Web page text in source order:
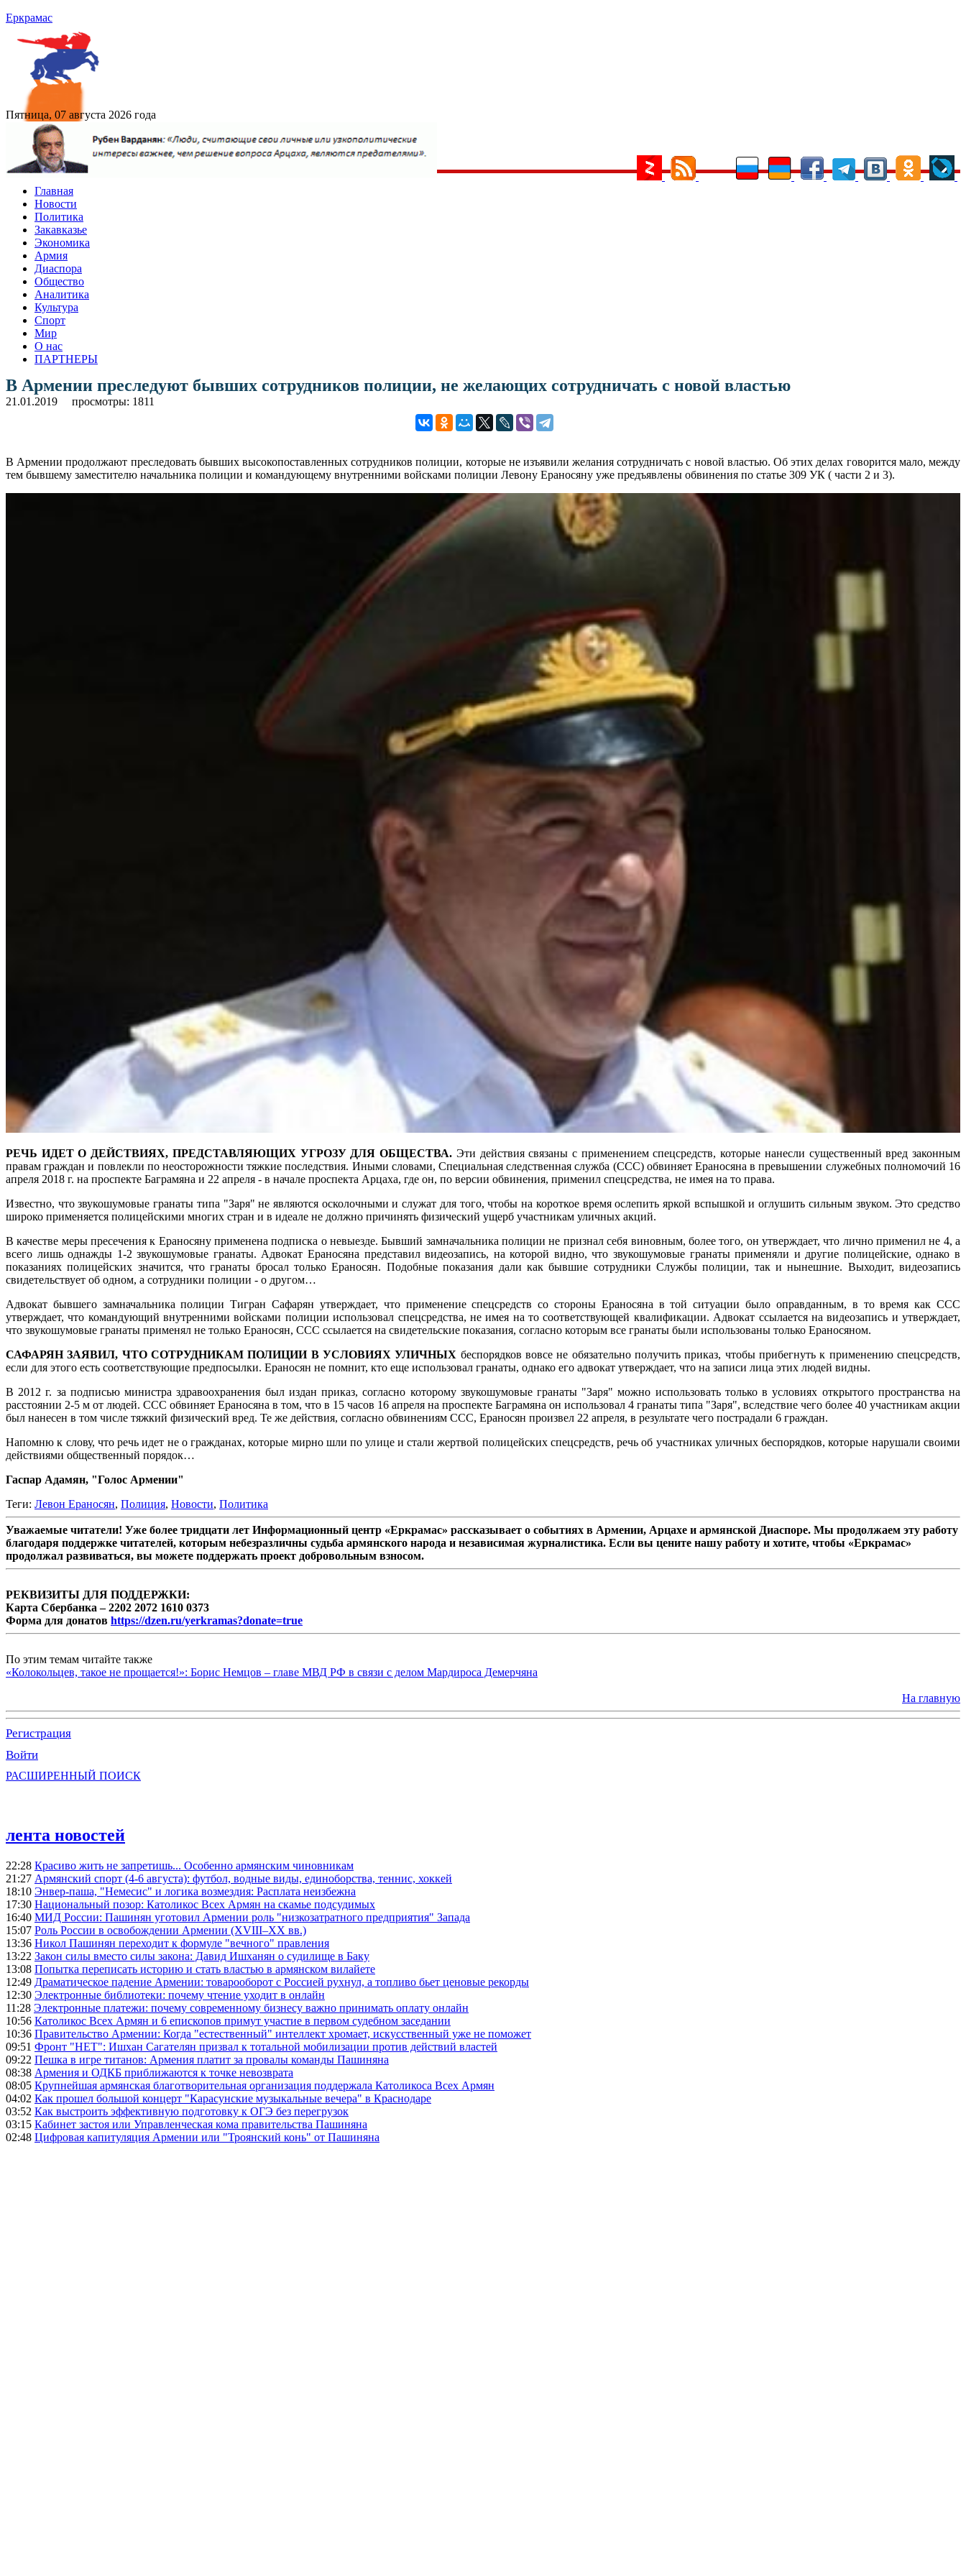
Еркрамас
Пятница, 07 августа 2026 года
Главная
Новости
Политика
Закавказье
Экономика
Армия
Диаспора
Общество
Аналитика
Культура
Спорт
Мир
О нас
ПАРТНЕРЫ
В Армении преследуют бывших сотрудников полиции, не желающих сотрудничать с новой властью
21.01.2019 просмотры: 1811
В Армении продолжают преследовать бывших высокопоставленных сотрудников полиции, которые не изъявили желания сотрудничать с новой властью. Об этих делах говорится мало, между
тем бывшему заместителю начальника полиции и командующему внутренними войсками полиции Левону Ераносяну уже предъявлены обвинения по статье 309 УК ( части 2 и 3).
РЕЧЬ ИДЕТ О ДЕЙСТВИЯХ, ПРЕДСТАВЛЯЮЩИХ УГРОЗУ ДЛЯ ОБЩЕСТВА. Эти действия связаны с применением спецсредств, которые нанесли существенный вред законным
правам граждан и повлекли по неосторожности тяжкие последствия. Иными словами, Специальная следственная служба (ССС) обвиняет Ераносяна в превышении служебных полномочий 16
апреля 2018 г. на проспекте Баграмяна и 22 апреля - в начале проспекта Арцаха, где он, по версии обвинения, применил спецсредства, не имея на то права.
Известно, что звукошумовые гранаты типа "Заря" не являются осколочными и служат для того, чтобы на короткое время ослепить яркой вспышкой и оглушить сильным звуком. Это средство
широко применяется полицейскими многих стран и в идеале не должно причинять физический ущерб участникам уличных акций.
В качестве меры пресечения к Ераносяну применена подписка о невыезде. Бывший замначальника полиции не признал себя виновным, более того, он утверждает, что лично применил не 4, а
всего лишь однажды 1-2 звукошумовые гранаты. Адвокат Ераносяна представил видеозапись, на которой видно, что звукошумовые гранаты применяли и другие полицейские, однако в
показаниях полицейских значится, что гранаты бросал только Ераносян. Подобные показания дали как бывшие сотрудники Службы полиции, так и нынешние. Выходит, видеозапись
свидетельствует об одном, а сотрудники полиции - о другом…
Адвокат бывшего замначальника полиции Тигран Сафарян утверждает, что применение спецсредств со стороны Ераносяна в той ситуации было оправданным, в то время как ССС
утверждает, что командующий внутренними войсками полиции использовал спецсредства, не имея на то соответствующей квалификации. Адвокат ссылается на видеозапись и утверждает,
что звукошумовые гранаты применял не только Ераносян, ССС ссылается на свидетельские показания, согласно которым все гранаты были использованы только Ераносяном.
САФАРЯН ЗАЯВИЛ, ЧТО СОТРУДНИКАМ ПОЛИЦИИ В УСЛОВИЯХ УЛИЧНЫХ беспорядков вовсе не обязательно получить приказ, чтобы прибегнуть к применению спецсредств,
если для этого есть соответствующие предпосылки. Ераносян не помнит, кто еще использовал гранаты, однако его адвокат утверждает, что на записи лица этих людей видны.
В 2012 г. за подписью министра здравоохранения был издан приказ, согласно которому звукошумовые гранаты "Заря" можно использовать только в условиях открытого пространства на
расстоянии 2-5 м от людей. ССС обвиняет Ераносяна в том, что в 15 часов 16 апреля на проспекте Баграмяна он использовал 4 гранаты типа "Заря", вследствие чего более 40 участникам акции
был нанесен в том числе тяжкий физический вред. Те же действия, согласно обвинениям ССС, Ераносян произвел 22 апреля, в результате чего пострадали 6 граждан.
Напомню к слову, что речь идет не о гражданах, которые мирно шли по улице и стали жертвой полицейских спецсредств, речь об участниках уличных беспорядков, которые нарушали своими
действиями общественный порядок…
Гаспар Адамян, "Голос Армении"
Теги: Левон Ераносян, Полиция, Новости, Политика
Уважаемые читатели! Уже более тридцати лет Информационный центр «Еркрамас» рассказывает о событиях в Армении, Арцахе и армянской Диаспоре. Мы продолжаем эту работу
благодаря поддержке читателей, которым небезразличны судьба армянского народа и независимая журналистика. Если вы цените нашу работу и хотите, чтобы «Еркрамас»
продолжал развиваться, вы можете поддержать проект добровольным взносом.
РЕКВИЗИТЫ ДЛЯ ПОДДЕРЖКИ:
Карта Сбербанка – 2202 2072 1610 0373
Форма для донатов https://dzen.ru/yerkramas?donate=true
По этим темам читайте также
«Колокольцев, такое не прощается!»: Борис Немцов – главе МВД РФ в связи с делом Мардироса Демерчяна
На главную
Регистрация
Войти
РАСШИРЕННЫЙ ПОИСК
лента новостей
22:28 Красиво жить не запретишь... Особенно армянским чиновникам
21:27 Армянский спорт (4-6 августа): футбол, водные виды, единоборства, теннис, хоккей
18:10 Энвер-паша, "Немесис" и логика возмездия: Расплата неизбежна
17:30 Национальный позор: Католикос Всех Армян на скамье подсудимых
16:40 МИД России: Пашинян уготовил Армении роль "низкозатратного предприятия" Запада
15:07 Роль России в освобождении Армении (XVIII–XX вв.)
13:36 Никол Пашинян переходит к формуле "вечного" правления
13:22 Закон силы вместо силы закона: Давид Ишханян о судилище в Баку
13:08 Попытка переписать историю и стать властью в армянском вилайете
12:49 Драматическое падение Армении: товарооборот с Россией рухнул, а топливо бьет ценовые рекорды
12:30 Электронные библиотеки: почему чтение уходит в онлайн
11:28 Электронные платежи: почему современному бизнесу важно принимать оплату онлайн
10:56 Католикос Всех Армян и 6 епископов примут участие в первом судебном заседании
10:36 Правительство Армении: Когда "естественный" интеллект хромает, искусственный уже не поможет
09:51 Фронт "НЕТ": Ишхан Сагателян призвал к тотальной мобилизации против действий властей
09:22 Пешка в игре титанов: Армения платит за провалы команды Пашиняна
08:38 Армения и ОДКБ приближаются к точке невозврата
08:05 Крупнейшая армянская благотворительная организация поддержала Католикоса Всех Армян
04:02 Как прошел большой концерт "Карасунские музыкальные вечера" в Краснодаре
03:52 Как выстроить эффективную подготовку к ОГЭ без перегрузок
03:15 Кабинет застоя или Управленческая кома правительства Пашиняна
02:48 Цифровая капитуляция Армении или "Троянский конь" от Пашиняна